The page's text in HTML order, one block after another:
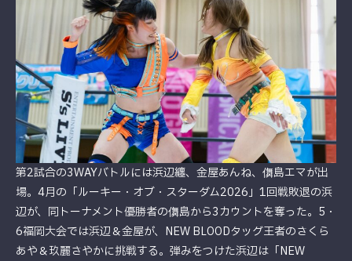
第2試合の3WAYバトルには浜辺纏、金屋あんね、儛島エマが出
場。4月の「ルーキー・オブ・スターダム2026」1回戦敗退の浜
辺が、同トーナメント優勝者の儛島から3カウントを奪った。5・
6福岡大会では浜辺＆金屋が、NEW BLOODタッグ王者のさくら
あや＆玖麗さやかに挑戦する。弾みをつけた浜辺は「NEW